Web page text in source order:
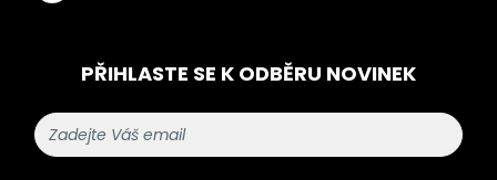
PŘIHLASTE SE K ODBĚRU NOVINEK